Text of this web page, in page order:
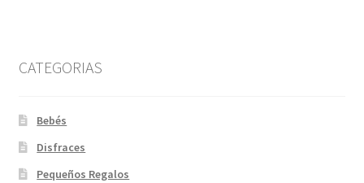
CATEGORIAS
Bebés
Disfraces
Pequeños Regalos